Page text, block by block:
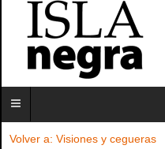
Volver a: Visiones y cegueras